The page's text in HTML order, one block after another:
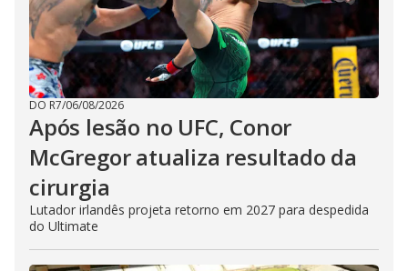
DO R7/06/08/2026
Após lesão no UFC, Conor
McGregor atualiza resultado da
cirurgia
Lutador irlandês projeta retorno em 2027 para despedida
do Ultimate